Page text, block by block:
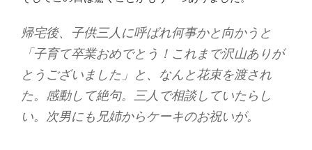
帰宅後、子供三人に呼ばれ何事かと向かうと
「子育て卒業おめでとう！これまで沢山ありが
とうございました」と、なんと花束を渡され
た。感動して絶句。三人で相談していたらし
い。次男にも兄姉からケーキのお祝いが。